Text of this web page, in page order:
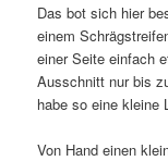
Das bot sich hier
einem
einer Seite einfach
Ausschnitt nur bis
habe so eine kleine
Von Hand einen